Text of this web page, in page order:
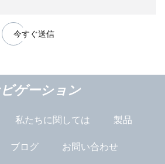
今すぐ送信
ゲーション
私たちに関しては 製品
ブログ お問い合わせ